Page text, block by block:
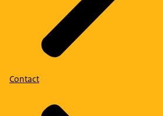
Contact